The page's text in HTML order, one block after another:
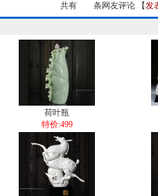
共有
条网友评论 【发
荷叶瓶
特价:499